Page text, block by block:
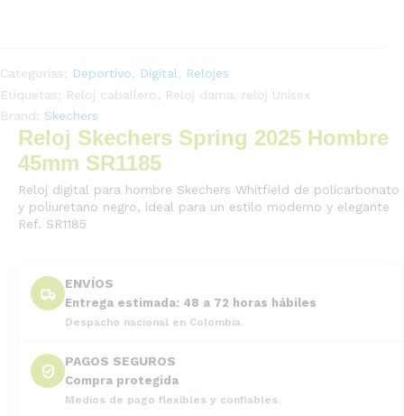
Categorías; Deportivo Digital
Relojes
Etiquetas; Reloj caballero Reloj dama
reloj Unisex
Brand: Skechers
Reloj Skechers Spring 2025 Hombre
45mm SR1185
Reloj digital para hombre Skechers Whitfield de policarbonato
y poliuretano negro, ideal para un estilo moderno y elegante
Ref. SR1185
ENVÍOS
Entrega estimada: 48 a 72 horas hábiles
Despacho nacional en Colombia.
PAGOS SEGUROS
Compra protegida
Medios de pago flexibles y confiables.